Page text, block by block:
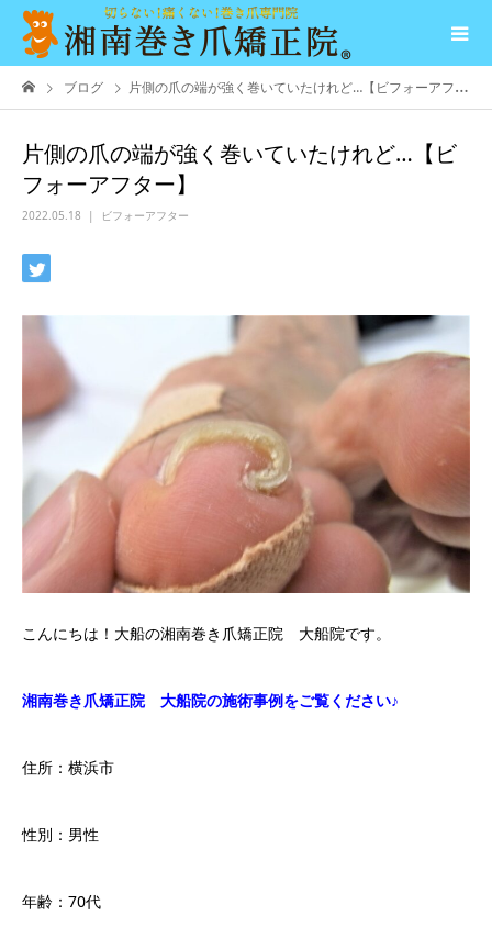
ブログ 片側の爪の端が強く巻いていたけれど…【ビフォーアフター】
片側の爪の端が強く巻いていたけれど…【ビ
フォーアフター】
2022.05.18 ビフォーアフター
こんにちは！大船の湘南巻き爪矯正院 大船院です。
湘南巻き爪矯正院 大船院の施術事例をご覧ください♪
住所：横浜市
性別：男性
年齢：70代